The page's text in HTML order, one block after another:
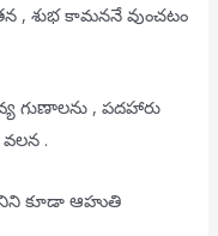
, శుభ కామననే వుంచటం
గుణాలను , పదహారు
.
కూడా ఆహుతి